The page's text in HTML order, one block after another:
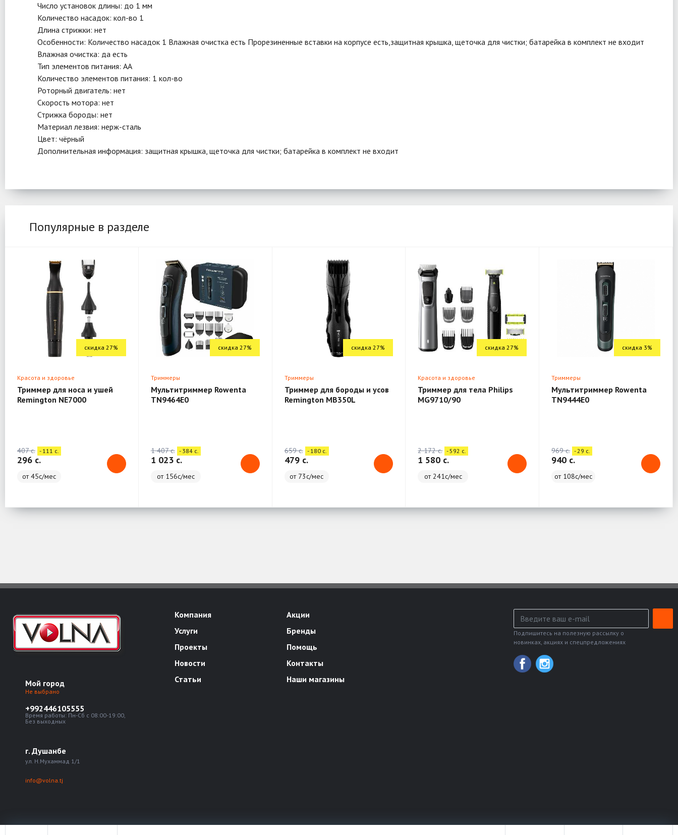
Число установок длины: до 1 мм
Количество насадок: кол-во 1
Длина стрижки: нет
Особенности: Количество насадок 1 Влажная очистка есть Прорезиненные вставки на корпусе есть,защитная крышка, щеточка для чистки; батарейка в комплект не входит
Влажная очистка: да есть
Тип элементов питания: АА
Количество элементов питания: 1 кол-во
Роторный двигатель: нет
Скорость мотора: нет
Стрижка бороды: нет
Материал лезвия: нерж-сталь
Цвет: чёрный
Дополнительная информация: защитная крышка, щеточка для чистки; батарейка в комплект не входит
Популярные в разделе
скидка 27%
Красота и здоровье
Триммер для носа и ушей
Remington NE7000
407 c. - 111 c.
296 c.
от 45с/мес
скидка 27%
Триммеры
Мультитриммер Rowenta
TN9464E0
1 407 c. - 384 c.
1 023 c.
от 156с/мес
скидка 27%
Триммеры
Триммер для бороды и усов
Remington MB350L
659 c. - 180 c.
479 c.
от 73с/мес
скидка 27%
Красота и здоровье
Триммер для тела Philips
MG9710/90
2 172 c. - 592 c.
1 580 c.
от 241с/мес
скидка 3%
Триммеры
Мультитриммер Rowenta
TN9444E0
969 c. - 29 c.
940 c.
от 108с/мес
Мой город
Не выбрано
+992446105555
Время работы: Пн-Сб с 08:00-19:00,
Без выходных
г. Душанбе
ул. Н.Мухаммад 1/1
info@volna.tj
Компания
Услуги
Проекты
Новости
Статьи
Акции
Бренды
Помощь
Контакты
Наши магазины
Подпишитесь на полезную рассылку о
новинках, акциях и спецпредложениях